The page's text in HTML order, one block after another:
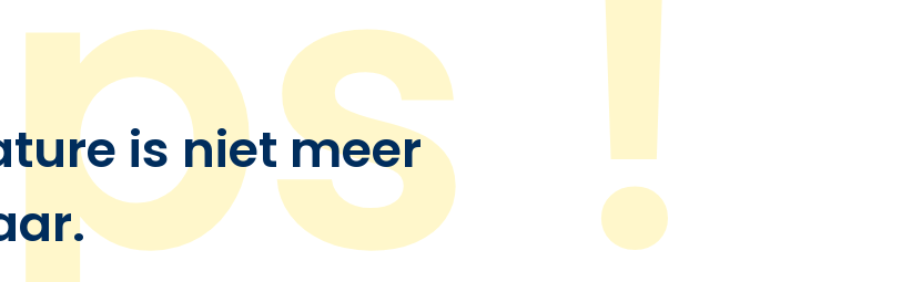
is niet meer